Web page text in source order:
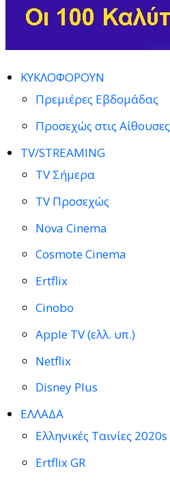
ΚΥΚΛΟΦΟΡΟΥΝ
Πρεμιέρες Εβδομάδας
Προσεχώς στις Αίθουσες
TV/STREAMING
TV Σήμερα
TV Προσεχώς
Nova Cinema
Cosmote Cinema
Ertflix
Cinobo
Apple TV (ελλ. υπ.)
Netflix
Disney Plus
ΕΛΛΑΔΑ
Ελληνικές Ταινίες 2020s
Ertflix GR